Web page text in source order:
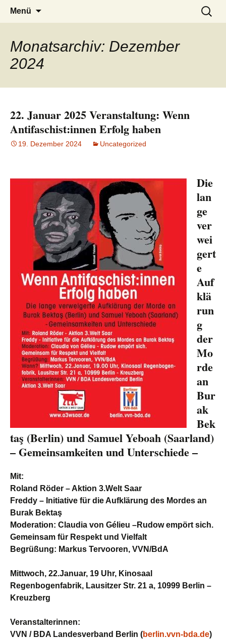
burak
Menü
Suchen
nach:
Monatsarchiv: Dezember
2024
22. Januar 2025 Veranstaltung: Wenn
Antifaschist:innen Erfolg haben
19. Dezember 2024 Uncategorized
Die
lan
ge
ver
wei
gert
e
Auf
klä
run
g
der
Mo
rde
an
Bur
ak
Bek
taş (Berlin) und Samuel Yeboah (Saarland)
– Gemeinsamkeiten und Unterschiede –
Mit:
Roland Röder – Aktion 3.Welt Saar
Freddy – Initiative für die Aufklärung des Mordes an
Burak Bektaş
Moderation: Claudia von Gélieu –Rudow empört sich.
Gemeinsam für Respekt und Vielfalt
Begrüßung: Markus Tervooren, VVN/BdA
Mittwoch, 22.Januar, 19 Uhr, Kinosaal
Regenbogenfabrik, Lausitzer Str. 21 a, 10999 Berlin –
Kreuzberg
Veranstalterinnen:
VVN / BDA Landesverband Berlin (berlin.vvn-bda.de)